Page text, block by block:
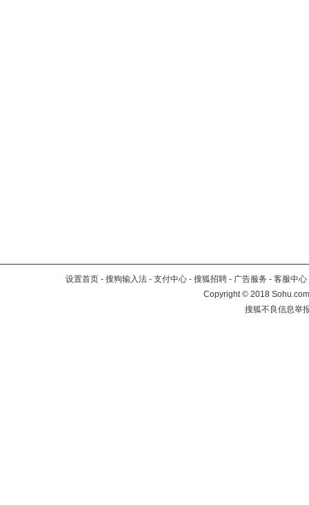
设置首页 - 搜狗输入法 - 支付中心 - 搜狐招聘 - 广告服务 - 客服中心
Copyright©2018
搜狐不良信息举